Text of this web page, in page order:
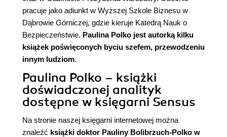
pracuje jako adiunkt w Wyższej Szkole Biznesu w
Dąbrowie Górniczej, gdzie kieruje Katedrą Nauk o
Bezpieczeństwie. Paulina Polko jest autorką kilku
książek poświęconych byciu szefem, przewodzeniu
innym ludziom.
Paulina Polko – książki
doświadczonej analityk
dostępne w księgarni Sensus
Na stronie naszej księgarni internetowej można
znaleźć książki doktor Pauliny Bolibrzuch-Polko w